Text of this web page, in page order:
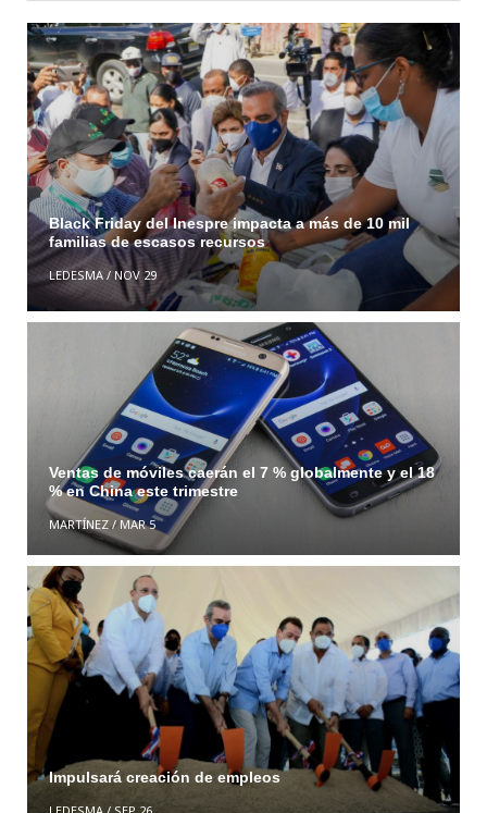
Black Friday del Inespre impacta a más de 10 mil
familias de escasos recursos
LEDESMA/ NOV 29
Ventas de móviles caerán el 7 % globalmente y el 18
% en China este trimestre
MARTÍNEZ/MAR 5
Impulsará creación de empleos